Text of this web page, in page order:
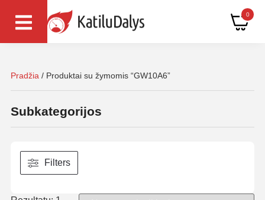
0
Pradžia / Produktai su žymomis “GW10A6”
Subkategorijos
Filters